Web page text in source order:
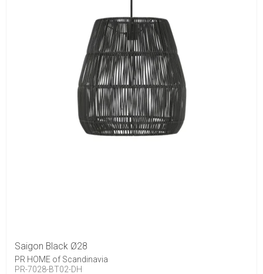
Saigon Black Ø28
PR HOME of Scandinavia
PR-7028-BT02-DH